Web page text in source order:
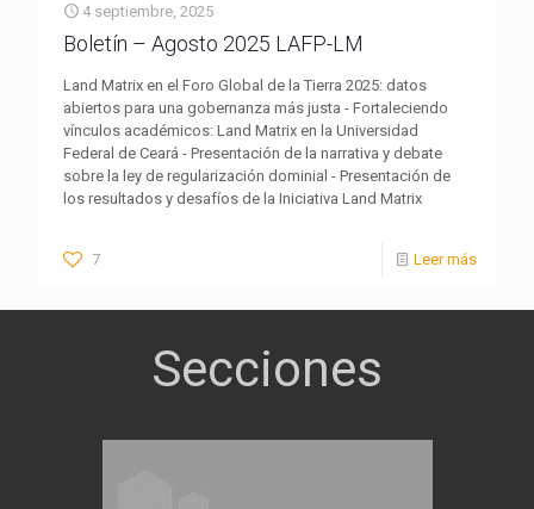
4 septiembre, 2025
Boletín – Agosto 2025 LAFP-LM
Land Matrix en el Foro Global de la Tierra 2025: datos
abiertos para una gobernanza más justa - Fortaleciendo
vínculos académicos: Land Matrix en la Universidad
Federal de Ceará - Presentación de la narrativa y debate
sobre la ley de regularización dominial - Presentación de
los resultados y desafíos de la Iniciativa Land Matrix
7 Leer más